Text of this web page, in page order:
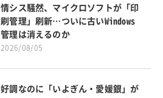
情シス騒然、マイクロソフトが「印
刷管理」刷新…ついに古いWindows
管理は消えるのか
2026/08/05
好調なのに「いよぎん・愛媛銀」が